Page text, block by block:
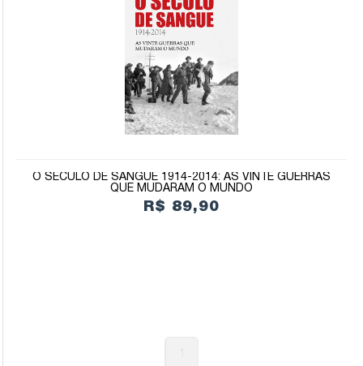
O SÉCULO DE SANGUE 1914-2014: AS VINTE GUERRAS
QUE MUDARAM O MUNDO
R$ 89,90